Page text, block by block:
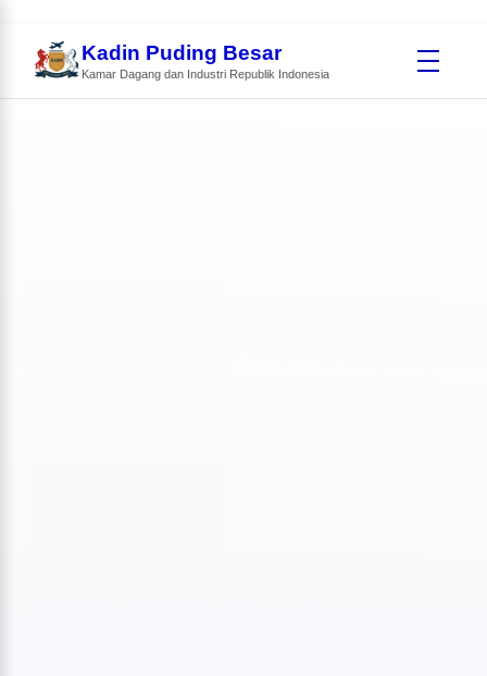
Kadin Puding Besar
Kamar Dagang dan Industri Republik Indonesia